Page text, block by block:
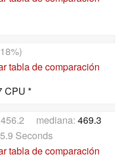
tabla de comparación
CPU *
mediana: 469.3
Seconds
tabla de comparación